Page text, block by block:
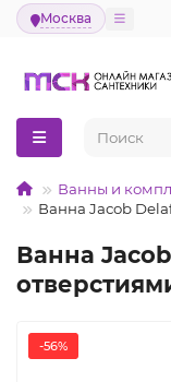
Москва
Ванны и
Ванна Jacob
Ванна
-56%